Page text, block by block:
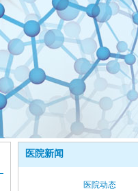
医院新闻
医院动态